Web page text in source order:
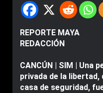
REPORTE MAYA
REDACCIÓN
CANCÚN | SIM | Una
privada de la
casa de seguridad,